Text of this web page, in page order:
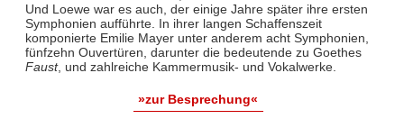
Und Loewe war es auch, der einige Jahre später ihre ersten
Symphonien aufführte. In ihrer langen Schaffenszeit
komponierte Emilie Mayer unter anderem acht Symphonien,
fünfzehn Ouvertüren, darunter die bedeutende zu Goethes
Faust, und zahlreiche Kammermusik- und Vokalwerke.
»zur Besprechung«